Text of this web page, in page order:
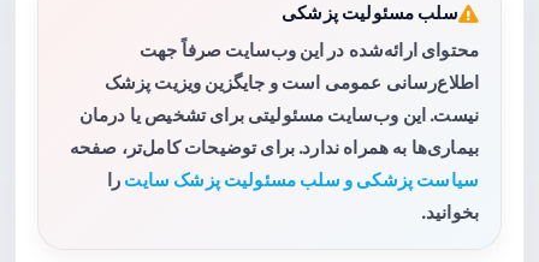
سلب مسئولیت پزشکی
محتوای ارائه‌شده در این وب‌سایت صرفاً جهت
اطلاع‌رسانی عمومی است و جایگزین ویزیت پزشک
نیست. این وب‌سایت مسئولیتی برای تشخیص یا درمان
بیماری‌ها به همراه ندارد. برای توضیحات کامل‌تر، صفحه
سیاست پزشکی و سلب مسئولیت پزشک سایت را
بخوانید.